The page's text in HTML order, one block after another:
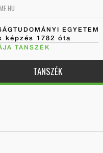
EGYETEM
képzés 1782 óta
TANSZÉK
TANSZÉK